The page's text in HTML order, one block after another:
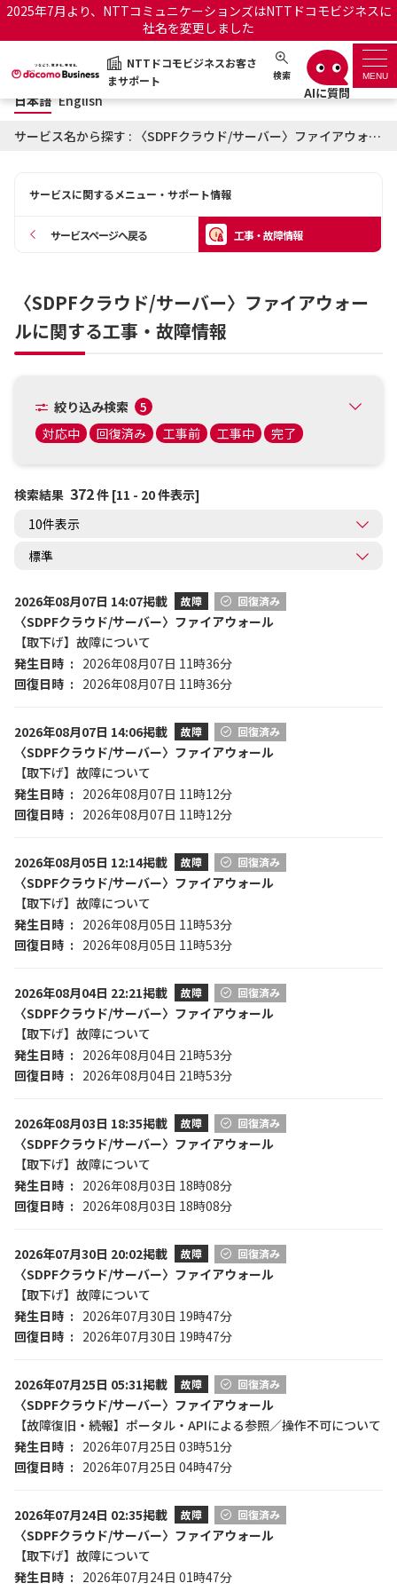
2025年7月より、NTTコミュニケーションズはNTTドコモビジネスに
社名を変更しました
NTTドコモビジネスお客さ
まサポート
検索 MENU
NTTドコモビジネスお客さまサポート 日本語 English
サポートトップ
OCNのお客さまはこちら
工事・故障情報通知サー
日本語 English
サービス名から探す : 〈SDPFクラウド/サーバー〉ファイアウォールに関する工事・故障情報
サービスに関するメニュー・サポート情報
サービスページへ戻る 工事・故障情報
〈SDPFクラウド/サーバー〉ファイアウォー
ルに関する工事・故障情報
絞り込み検索
5
対応中
回復済み 工事前 工事中 完了
検索結果 372件 [11 - 20 件表示]
2026年08月07日 14:07掲載 故障 回復済み
〈SDPFクラウド/サーバー〉ファイアウォール
【取下げ】故障について
発生日時
2026年08月07日 11時36分
回復日時
2026年08月07日 11時36分
2026年08月07日 14:06掲載 故障 回復済み
〈SDPFクラウド/サーバー〉ファイアウォール
【取下げ】故障について
発生日時
2026年08月07日 11時12分
回復日時
2026年08月07日 11時12分
2026年08月05日 12:14掲載 故障 回復済み
〈SDPFクラウド/サーバー〉ファイアウォール
【取下げ】故障について
発生日時
2026年08月05日 11時53分
回復日時
2026年08月05日 11時53分
2026年08月04日 22:21掲載 故障 回復済み
〈SDPFクラウド/サーバー〉ファイアウォール
【取下げ】故障について
発生日時
2026年08月04日 21時53分
回復日時
2026年08月04日 21時53分
2026年08月03日 18:35掲載 故障 回復済み
〈SDPFクラウド/サーバー〉ファイアウォール
【取下げ】故障について
発生日時
2026年08月03日 18時08分
回復日時
2026年08月03日 18時08分
2026年07月30日 20:02掲載 故障 回復済み
〈SDPFクラウド/サーバー〉ファイアウォール
【取下げ】故障について
発生日時
2026年07月30日 19時47分
回復日時
2026年07月30日 19時47分
2026年07月25日 05:31掲載 故障 回復済み
〈SDPFクラウド/サーバー〉ファイアウォール
【故障復旧・続報】ポータル・APIによる参照／操作不可について
発生日時
2026年07月25日 03時51分
回復日時
2026年07月25日 04時47分
2026年07月24日 02:35掲載 故障 回復済み
〈SDPFクラウド/サーバー〉ファイアウォール
【取下げ】故障について
発生日時
2026年07月24日 01時47分